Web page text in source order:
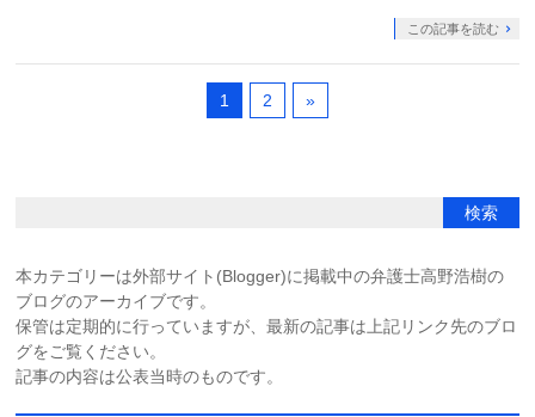
この記事を読む
1 2 »
本カテゴリーは外部サイト(Blogger)に掲載中の弁護士高野浩樹の
ブログのアーカイブです。
保管は定期的に行っていますが、最新の記事は上記リンク先のブロ
グをご覧ください。
記事の内容は公表当時のものです。